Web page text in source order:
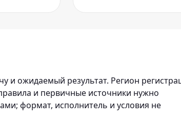
и ожидаемый результат. Регион
и первичные источники нужно
формат, исполнитель и условия не